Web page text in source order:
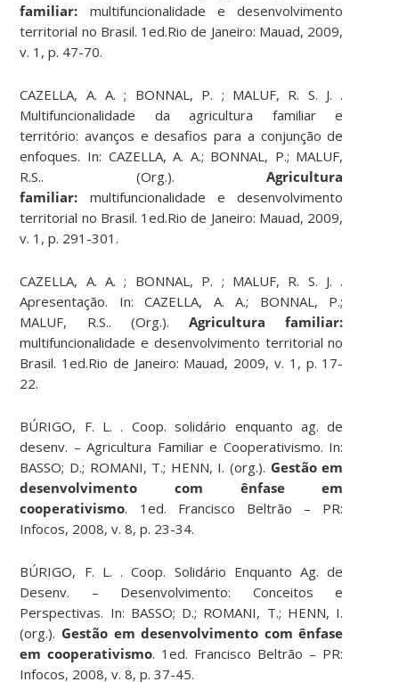
familiar: multifuncionalidade e desenvolvimento
territorial no Brasil. 1ed.Rio de Janeiro: Mauad, 2009,
v. 1, p. 47-70.
CAZELLA, A. A. ; BONNAL, P. ; MALUF, R. S. J. .
Multifuncionalidade da agricultura familiar e
território: avanços e desafios para a conjunção de
enfoques. In: CAZELLA, A. A.; BONNAL, P.; MALUF,
R.S.. (Org.).Agricultura
familiar: multifuncionalidade e desenvolvimento
territorial no Brasil. 1ed.Rio de Janeiro: Mauad, 2009,
v. 1, p. 291-301.
CAZELLA, A. A. ; BONNAL, P. ; MALUF, R. S. J. .
Apresentação. In: CAZELLA, A. A.; BONNAL, P.;
MALUF, R.S.. (Org.).Agricultura familiar:
multifuncionalidade e desenvolvimento territorial no
Brasil. 1ed.Rio de Janeiro: Mauad, 2009, v. 1, p. 17-
22.
BÚRIGO, F. L. . Coop. solidário enquanto ag. de
desenv. – Agricultura Familiar e Cooperativismo. In:
BASSO; D.; ROMANI, T.; HENN, I. (org.). Gestão em
desenvolvimento com ênfase em
cooperativismo. 1ed. Francisco Beltrão – PR:
Infocos, 2008, v. 8, p. 23-34.
BÚRIGO, F. L. . Coop. Solidário Enquanto Ag. de
Desenv. – Desenvolvimento: Conceitos e
Perspectivas. In: BASSO; D.; ROMANI, T.; HENN, I.
(org.). Gestão em desenvolvimento com ênfase
em cooperativismo. 1ed. Francisco Beltrão – PR:
Infocos, 2008, v. 8, p. 37-45.